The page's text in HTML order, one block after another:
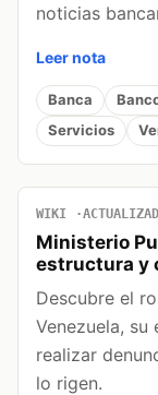
noticias
Leer nota
Banca
Servicios
WIKI
Ministerio
estructura y
Descubre el
Venezuela,
realizar
lo rigen.